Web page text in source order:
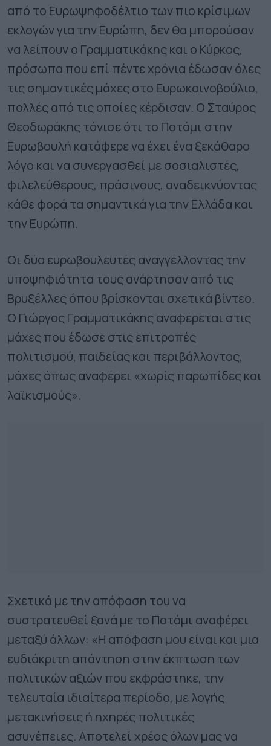
από το Eυρωψηφοδέλτιο των πιο κρίσιμων
εκλογών για την Ευρώπη, δεν θα μπορούσαν
να λείπουν ο Γραμματικάκης και ο Κύρκος,
πρόσωπα που επί πέντε χρόνια έδωσαν όλες
τις σημαντικές μάχες στο Eυρωκοινοβούλιο,
πολλές από τις οποίες κέρδισαν. Ο Σταύρος
Θεοδωράκης τόνισε ότι το Ποτάμι στην
Ευρωβουλή κατάφερε να έχει ένα ξεκάθαρο
λόγο και να συνεργασθεί με σοσιαλιστές,
φιλελεύθερους, πράσινους, αναδεικνύοντας
κάθε φορά τα σημαντικά για την Ελλάδα και
την Ευρώπη.
Οι δύο ευρωβουλευτές αναγγέλλοντας την
υποψηφιότητα τους ανάρτησαν από τις
Βρυξέλλες όπου βρίσκονται σχετικά βίντεο.
Ο Γιώργος Γραμματικάκης αναφέρεται στις
μάχες που έδωσε στις επιτροπές
πολιτισμού, παιδείας και περιβάλλοντος,
μάχες όπως αναφέρει «χωρίς παρωπίδες και
λαϊκισμούς».
Σχετικά με την απόφαση του να
συστρατευθεί ξανά με το Ποτάμι αναφέρει
μεταξύ άλλων: «Η απόφαση μου είναι και μια
ευδιάκριτη απάντηση στην έκπτωση των
πολιτικών αξιών που εκφράστηκε, την
τελευταία ιδιαίτερα περίοδο, με λογής
μετακινήσεις ή ηχηρές πολιτικές
ασυνέπειες. Αποτελεί χρέος όλων μας να